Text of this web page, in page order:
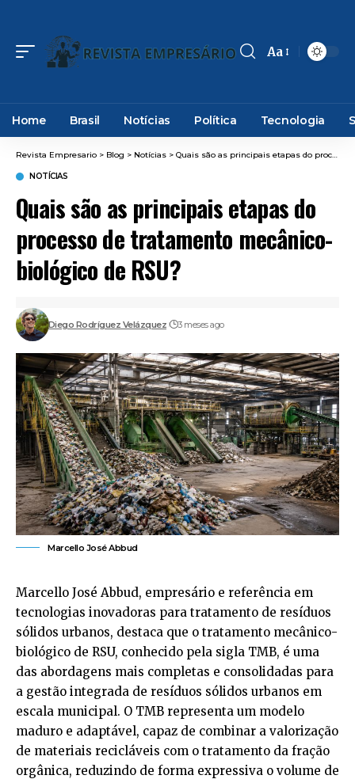
Font
Aa
Home Brasil Notícias Política Tecnologia
Revista Empresario > Blog > Notícias > Quais são as principais etapas do processo de tratamento mecânico-biológico de RSU?
NOTÍCIAS
Quais são as principais etapas do
processo de tratamento mecânico-
biológico de RSU?
Diego Rodríguez Velázquez 3 meses ago
Marcello José Abbud
Marcello José Abbud, empresário e referência em
tecnologias inovadoras para tratamento de resíduos
sólidos urbanos, destaca que o tratamento mecânico-
biológico de RSU, conhecido pela sigla TMB, é uma
das abordagens mais completas e consolidadas para
a gestão integrada de resíduos sólidos urbanos em
escala municipal. O TMB representa um modelo
maduro e adaptável, capaz de combinar a valorização
de materiais recicláveis com o tratamento da fração
orgânica, reduzindo de forma expressiva o volume de